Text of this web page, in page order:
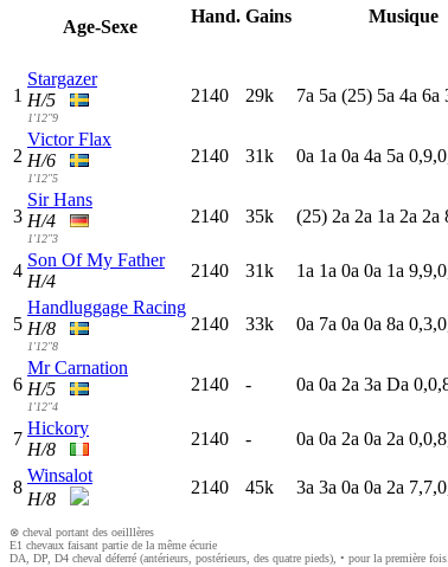
Age-Sexe
Hand. Gains Musique
1
Stargazer
H/5
1'12"9
2140 29k 7a 5a (25) 5a 4a 6a
2
Victor Flax
H/6
1'12"5
2140 31k 0a 1a 0a 4a 5a
3
Sir Hans
H/4
1'12"3
2140 35k (25) 2a 2a 1a 2a 2a
4
Son Of My Father
H/4
2140 31k 1a 1a 0a 0a 1a
5
Handluggage Racing
H/8
1'12"8
2140 33k 0a 7a 0a 0a 8a
6
Mr Carnation
H/5
1'12"4
2140 - 0a 0a 2a 3a Da
7
Hickory
H/8
2140 - 0a 0a 2a 0a 2a
8
Winsalot
H/8
2140 45k 3a 3a 0a 0a 2a
⊗ cheval portant des oeilllères
E1 chevaux faisant partie de la même écurie
DA, DP, D4 cheval déferré (antérieurs, postérieurs, des quatre pieds), • pour la première fois.